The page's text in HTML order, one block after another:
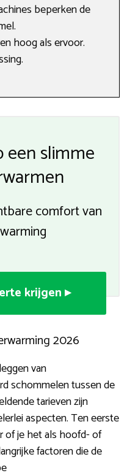
beperken de
hoog als ervoor.
een slimme
comfort van
krijgen ▸
2026
van
schommelen tussen de
tarieven zijn
aspecten. Ten eerste
of je het als hoofd- of
factoren die de